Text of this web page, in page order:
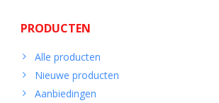
PRODUCTEN
Alle producten
Nieuwe producten
Aanbiedingen